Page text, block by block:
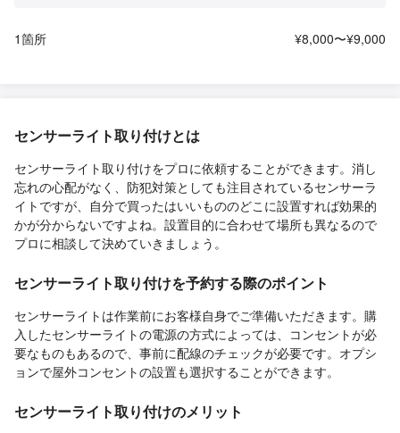
1箇所 ¥8,000〜¥9,000
センサーライト取り付けとは
センサーライト取り付けをプロに依頼することができます。消し
忘れの心配がなく、防犯対策としても注目されているセンサーラ
イトですが、自分で買ったはいいもののどこに設置すれば効果的
かが分からないですよね。設置目的に合わせて場所も異なるので
プロに相談して決めていきましょう。
センサーライト取り付けを予約する際のポイント
センサーライトは作業前にお客様自身でご準備いただきます。購
入したセンサーライトの電源の方式によっては、コンセントが必
要なものもあるので、事前に配線のチェックが必要です。オプシ
ョンで屋外コンセントの設置も選択することができます。
センサーライト取り付けのメリット